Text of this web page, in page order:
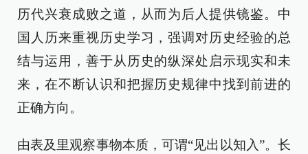
历代兴衰成败之道，从而为后人提供镜鉴。中
国人历来重视历史学习，强调对历史经验的总
结与运用，善于从历史的纵深处启示现实和未
来，在不断认识和把握历史规律中找到前进的
正确方向。
由表及里观察事物本质，可谓“见出以知入”。长